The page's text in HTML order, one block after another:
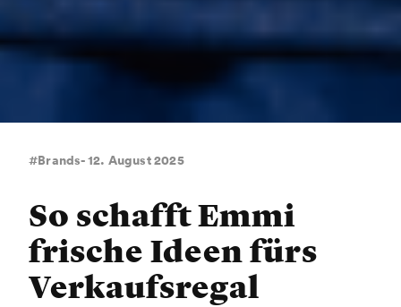
#Brands- 12. August 2025
So schafft Emmi
frische Ideen fürs
Verkaufsregal